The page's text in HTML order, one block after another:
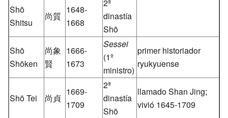
Shō
Shitsu
尚質
1648-
1668
2ª
dinastía
Shō
Shō
Shōken
尚象
賢
1666-
1673
Sessei
(1º
ministro)
primer historiador
ryukyuense
Shō Tei 尚貞
1669-
1709
2ª
dinastía
Shō
llamado Shan Jing;
vivió 1645-1709